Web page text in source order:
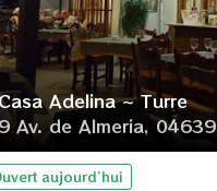
Casa Adelina ~ Turre
9 Av. de Almeria, 04639
aujourd’hui